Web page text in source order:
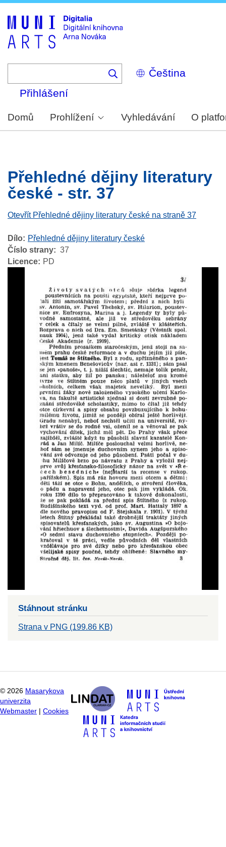
Select
your
Přihlášení
Domů Prohlížení Vyhledávání O
Přehledné dějiny literatury
české - str. 37
Otevřít Přehledné dějiny literatury české na straně 37
Dílo
Přehledné dějiny literatury české
Číslo strany
37
Licence
PD
Stáhnout stránku
Strana v PNG (199.86 KB)
© 2026 Masarykova
univerzita
Webmaster
Cookies